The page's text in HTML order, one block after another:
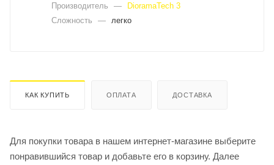
Производитель
—
DioramaTech 3
Сложность
— легко
КАК КУПИТЬ ОПЛАТА ДОСТАВКА
Для покупки товара в нашем интернет-магазине выберите
понравившийся товар и добавьте его в корзину. Далее